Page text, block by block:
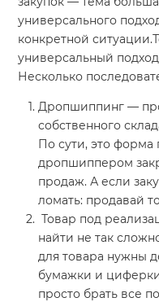
универсального
конкретной
универсальный
Несколько
Дропшиппинг —
собственного
По сути, это форма
дропшиппером
продаж. А если
ломать: продавай
Товар под
найти не так
для товара нужны
бумажки и
просто брать все